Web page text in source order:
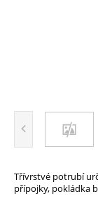
Třívrstvé potrubí
přípojky, pokládka